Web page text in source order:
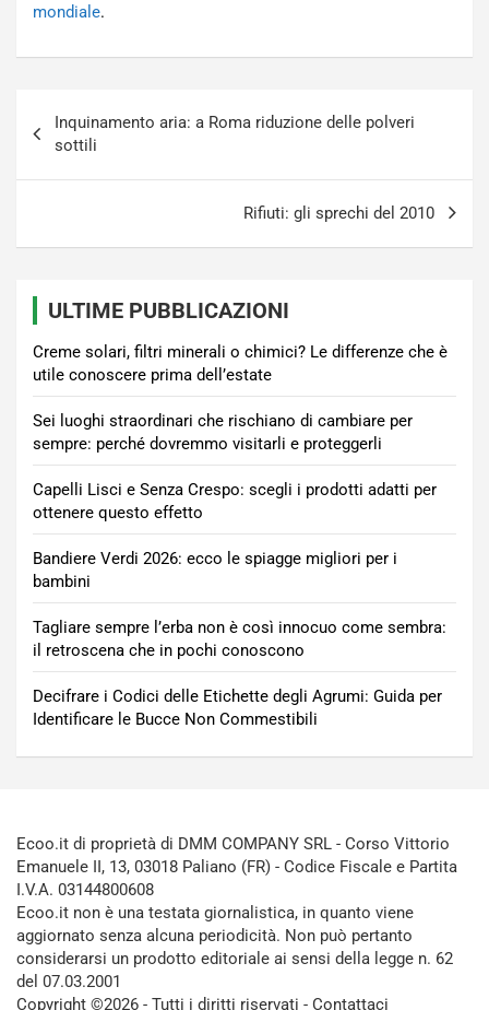
mondiale.
articoli
Inquinamento aria: a Roma riduzione delle polveri
sottili
Rifiuti: gli sprechi del 2010
ULTIME PUBBLICAZIONI
Creme solari, filtri minerali o chimici? Le differenze che è
utile conoscere prima dell’estate
Sei luoghi straordinari che rischiano di cambiare per
sempre: perché dovremmo visitarli e proteggerli
Capelli Lisci e Senza Crespo: scegli i prodotti adatti per
ottenere questo effetto
Bandiere Verdi 2026: ecco le spiagge migliori per i
bambini
Tagliare sempre l’erba non è così innocuo come sembra:
il retroscena che in pochi conoscono
Decifrare i Codici delle Etichette degli Agrumi: Guida per
Identificare le Bucce Non Commestibili
Ecoo.it di proprietà di DMM COMPANY SRL - Corso Vittorio
Emanuele II, 13, 03018 Paliano (FR) - Codice Fiscale e Partita
I.V.A. 03144800608
Ecoo.it non è una testata giornalistica, in quanto viene
aggiornato senza alcuna periodicità. Non può pertanto
considerarsi un prodotto editoriale ai sensi della legge n. 62
del 07.03.2001
Copyright ©2026 - Tutti i diritti riservati - Contattaci